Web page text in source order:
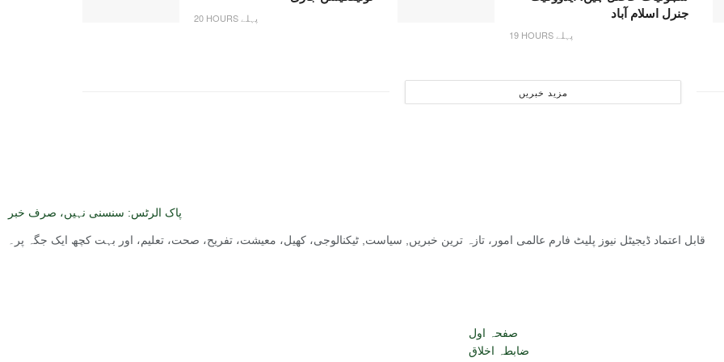
جنرل اسلام آباد
19 HOURS پہلے
20 HOURS پہلے
مزید خبریں
پاک الرٹس: سنسنی نہیں، صرف خبر
قابل اعتماد ڈیجیٹل نیوز پلیٹ فارم عالمی امور، تازہ ترین خبریں, سیاست, ٹیکنالوجی، کھیل، معیشت، تفریح، صحت، تعلیم، اور بہت کچھ ایک جگہ پر۔
صفحہ اول
ضابطہ اخلاق